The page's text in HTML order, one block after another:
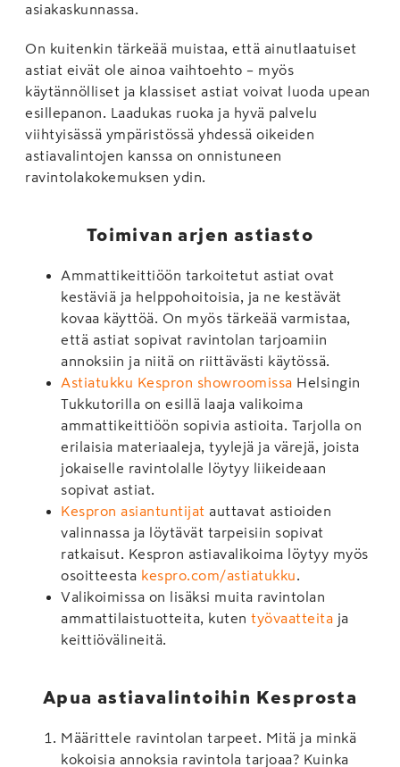
asiakaskunnassa.
On kuitenkin tärkeää muistaa, että ainutlaatuiset
astiat eivät ole ainoa vaihtoehto – myös
käytännölliset ja klassiset astiat voivat luoda upean
esillepanon. Laadukas ruoka ja hyvä palvelu
viihtyisässä ympäristössä yhdessä oikeiden
astiavalintojen kanssa on onnistuneen
ravintolakokemuksen ydin.
Toimivan arjen astiasto
Ammattikeittiöön tarkoitetut astiat ovat
kestäviä ja helppohoitoisia, ja ne kestävät
kovaa käyttöä. On myös tärkeää varmistaa,
että astiat sopivat ravintolan tarjoamiin
annoksiin ja niitä on riittävästi käytössä.
Astiatukku Kespron showroomissa Helsingin
Tukkutorilla on esillä laaja valikoima
ammattikeittiöön sopivia astioita. Tarjolla on
erilaisia materiaaleja, tyylejä ja värejä, joista
jokaiselle ravintolalle löytyy liikeideaan
sopivat astiat.
Kespron asiantuntijat auttavat astioiden
valinnassa ja löytävät tarpeisiin sopivat
ratkaisut. Kespron astiavalikoima löytyy myös
osoitteesta kespro.com/astiatukku
Valikoimissa on lisäksi muita ravintolan
ammattilaistuotteita, kuten työvaatteita ja
keittiövälineitä.
Apua astiavalintoihin Kesprosta
Määrittele ravintolan tarpeet. Mitä ja minkä
kokoisia annoksia ravintola tarjoaa? Kuinka